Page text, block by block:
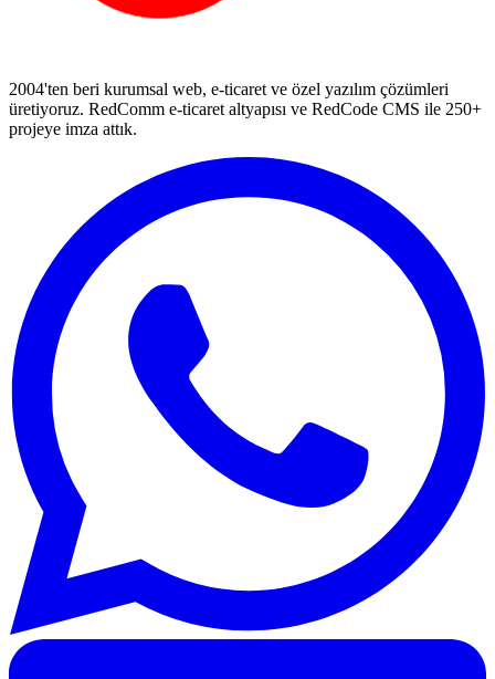
2004'ten beri kurumsal web, e-ticaret ve özel yazılım çözümleri
üretiyoruz. RedComm e-ticaret altyapısı ve RedCode CMS ile 250+
projeye imza attık.